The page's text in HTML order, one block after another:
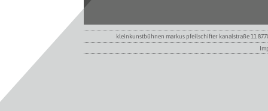
kleinkunstbühnen markus pfeilschifter kanalstraße 11